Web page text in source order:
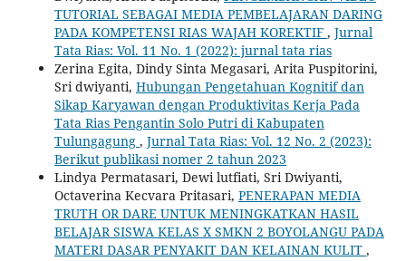
TUTORIAL SEBAGAI MEDIA PEMBELAJARAN DARING
PADA KOMPETENSI RIAS WAJAH KOREKTIF , Jurnal
Tata Rias: Vol. 11 No. 1 (2022): jurnal tata rias
Zerina Egita, Dindy Sinta Megasari, Arita Puspitorini,
Sri dwiyanti, Hubungan Pengetahuan Kognitif dan
Sikap Karyawan dengan Produktivitas Kerja Pada
Tata Rias Pengantin Solo Putri di Kabupaten
Tulungagung , Jurnal Tata Rias: Vol. 12 No. 2 (2023):
Berikut publikasi nomer 2 tahun 2023
Lindya Permatasari, Dewi lutfiati, Sri Dwiyanti,
Octaverina Kecvara Pritasari, PENERAPAN MEDIA
TRUTH OR DARE UNTUK MENINGKATKAN HASIL
BELAJAR SISWA KELAS X SMKN 2 BOYOLANGU PADA
MATERI DASAR PENYAKIT DAN KELAINAN KULIT ,